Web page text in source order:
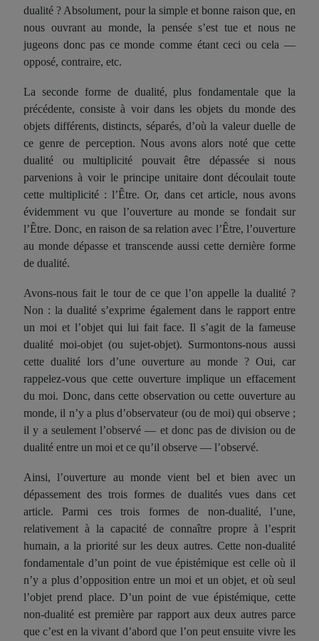
dualité ? Absolument, pour la simple et bonne raison que, en
nous ouvrant au monde, la pensée s’est tue et nous ne
jugeons donc pas ce monde comme étant ceci ou cela —
opposé, contraire, etc.
La seconde forme de dualité, plus fondamentale que la
précédente, consiste à voir dans les objets du monde des
objets différents, distincts, séparés, d’où la valeur duelle de
ce genre de perception. Nous avons alors noté que cette
dualité ou multiplicité pouvait être dépassée si nous
parvenions à voir le principe unitaire dont découlait toute
cette multiplicité : l’Être. Or, dans cet article, nous avons
évidemment vu que l’ouverture au monde se fondait sur
l’Être. Donc, en raison de sa relation avec l’Être, l’ouverture
au monde dépasse et transcende aussi cette dernière forme
de dualité.
Avons-nous fait le tour de ce que l’on appelle la dualité ?
Non : la dualité s’exprime également dans le rapport entre
un moi et l’objet qui lui fait face. Il s’agit de la fameuse
dualité moi-objet (ou sujet-objet). Surmontons-nous aussi
cette dualité lors d’une ouverture au monde ? Oui, car
rappelez-vous que cette ouverture implique un effacement
du moi. Donc, dans cette observation ou cette ouverture au
monde, il n’y a plus d’observateur (ou de moi) qui observe ;
il y a seulement l’observé — et donc pas de division ou de
dualité entre un moi et ce qu’il observe — l’observé.
Ainsi, l’ouverture au monde vient bel et bien avec un
dépassement des trois formes de dualités vues dans cet
article. Parmi ces trois formes de non-dualité, l’une,
relativement à la capacité de connaître propre à l’esprit
humain, a la priorité sur les deux autres. Cette non-dualité
fondamentale d’un point de vue épistémique est celle où il
n’y a plus d’opposition entre un moi et un objet, et où seul
l’objet prend place. D’un point de vue épistémique, cette
non-dualité est première par rapport aux deux autres parce
que c’est en la vivant d’abord que l’on peut ensuite vivre les